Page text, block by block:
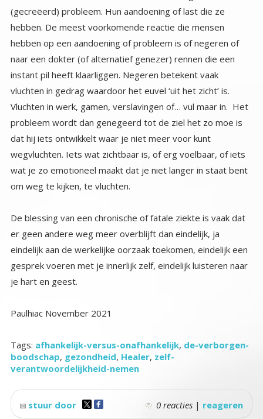
om weg te kijken, te vluchten.
De blessing van een chronische of fatale ziekte is vaak dat
er geen andere weg meer overblijft dan eindelijk, ja
eindelijk aan de werkelijke oorzaak toekomen, eindelijk een
gesprek voeren met je innerlijk zelf, eindelijk luisteren naar
je hart en geest.
Paulhiac November 2021
Tags: afhankelijk-versus-onafhankelijk, de-verborgen-
boodschap, gezondheid, Healer, zelf-
verantwoordelijkheid-nemen
0 reacties | reageren
stuur door